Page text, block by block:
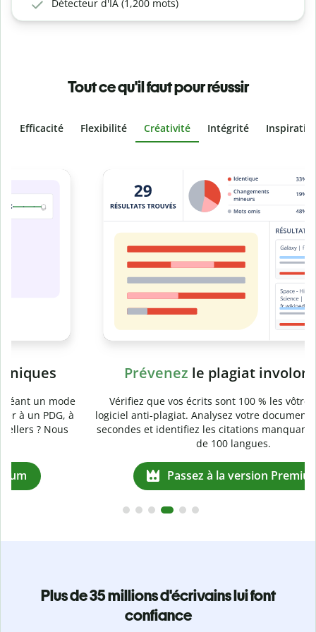
Détecteur d'IA (1,200 mots)
Tout ce qu'il faut pour réussir
Efficacité Flexibilité Créativité Intégrité
Prévenez le plagiat involontaire
Vérifiez que vos écrits sont 100 % les vôtres grâce au
logiciel anti-plagiat. Analysez votre document en quelques
secondes et identifiez les citations manquantes dans plus
Passez à la version Premium
Plus de 35 millions d'écrivains lui font
confiance